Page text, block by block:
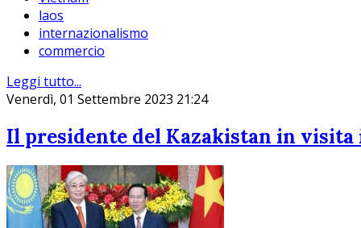
laos
internazionalismo
commercio
Leggi tutto...
Venerdì, 01 Settembre 2023 21:24
Il presidente del Kazakistan in visita